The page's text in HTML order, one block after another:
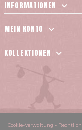
INFORMATIONEN
MEIN KONTO
KOLLEKTIONEN
Cookie-Verwaltung -